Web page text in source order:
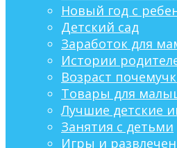
Новый год с
Детский сад
Заработок для
Истории
Возраст
Товары для
Лучшие детские
Занятия с детьми
Игры и